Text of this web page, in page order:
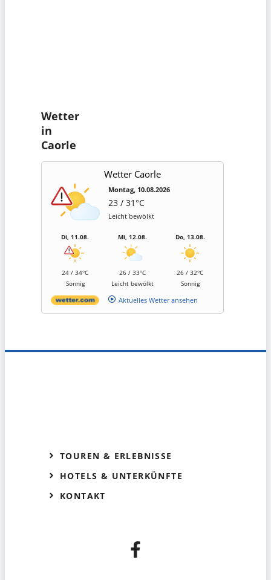
Wetter
in
Caorle
Wetter Caorle
Montag, 10.08.2026
23 / 31°C
Leicht bewölkt
Di, 11.08.
24 / 34°C
Sonnig
Mi, 12.08.
26 / 33°C
Leicht bewölkt
Do, 13.08.
26 / 32°C
Sonnig
Aktuelles Wetter ansehen
TOUREN & ERLEBNISSE
HOTELS & UNTERKÜNFTE
KONTAKT